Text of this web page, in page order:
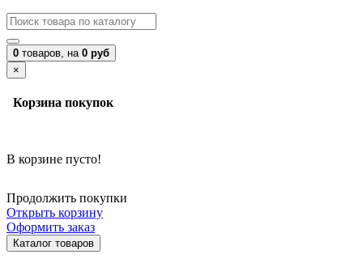
0 товаров, на 0 руб
×
Корзина покупок
В корзине пусто!
Продолжить покупки
Открыть корзину
Оформить заказ
Каталог товаров